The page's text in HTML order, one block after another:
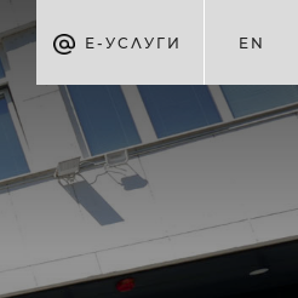
Е-УСЛУГИ EN